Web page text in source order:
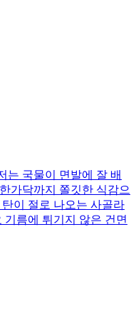
는 국물이 면발에 잘 배
가닥까지 쫄깃한 식감으
이 절로 나오는 사골라
름에 튀기지 않은 건면